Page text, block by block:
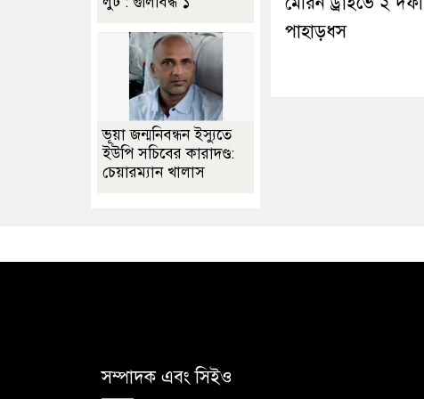
পাহাড়ধস
ভূয়া জন্মনিবন্ধন ইস্যুতে
ইউপি সচিবের কারাদণ্ড:
চেয়ারম্যান খালাস
সম্পাদক এবং সিইও